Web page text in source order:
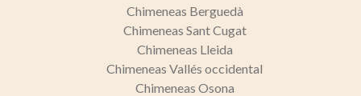
Chimeneas Berguedà
Chimeneas Sant Cugat
Chimeneas Lleida
Chimeneas Vallés occidental
Chimeneas Osona